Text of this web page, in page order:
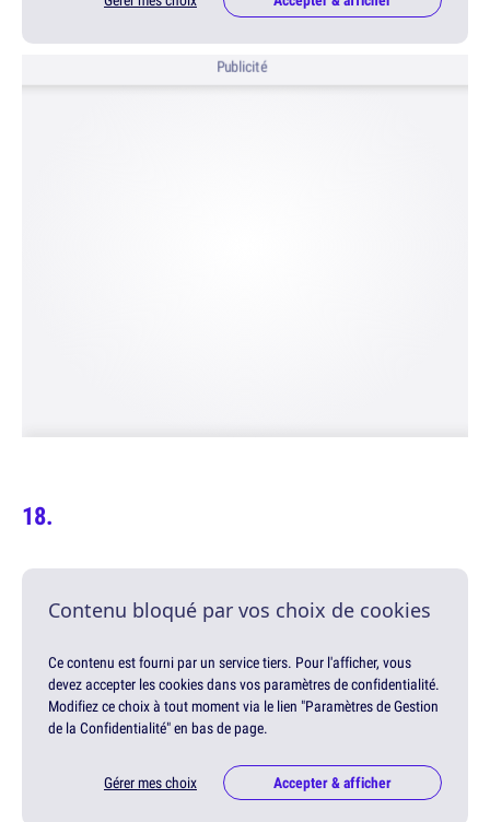
Publicité
Contenu bloqué par vos choix de cookies
Ce contenu est fourni par un service tiers. Pour l'afficher, vous
devez accepter les cookies dans vos paramètres de confidentialité.
Modifiez ce choix à tout moment via le lien "Paramètres de Gestion
de la Confidentialité" en bas de page.
Gérer mes choix Accepter & afficher